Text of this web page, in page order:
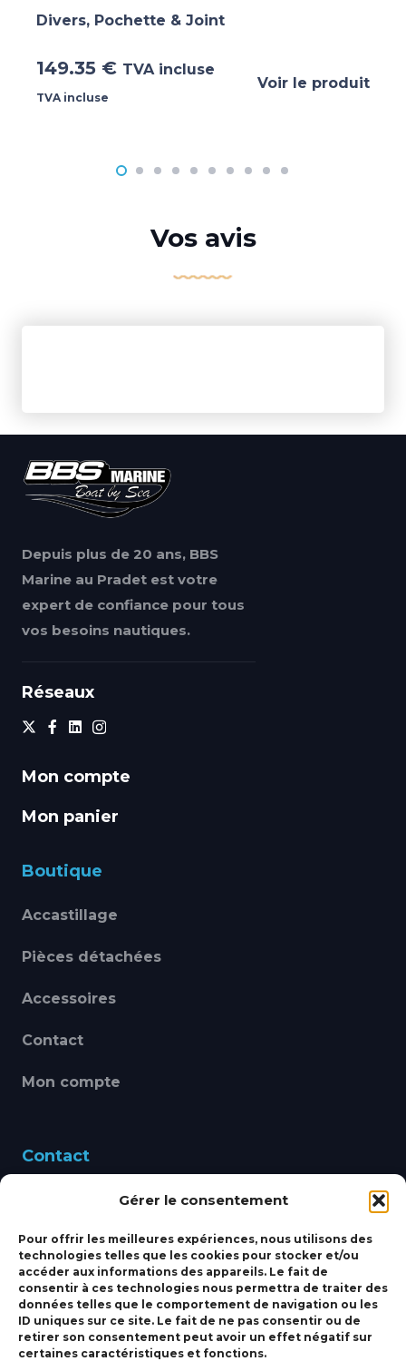
Gérer le consentement
Pour offrir les meilleures expériences, nous utilisons des
technologies telles que les cookies pour stocker et/ou
accéder aux informations des appareils. Le fait de
consentir à ces technologies nous permettra de traiter des
données telles que le comportement de navigation ou les
ID uniques sur ce site. Le fait de ne pas consentir ou de
retirer son consentement peut avoir un effet négatif sur
certaines caractéristiques et fonctions.
Divers, Pochette & Joint
149.35 € TVA incluse
TVA incluse
Voir le produit
Vos avis
Depuis plus de 20 ans, BBS
Marine au Pradet est votre
expert de confiance pour tous
vos besoins nautiques.
Réseaux
Mon compte
Mon panier
Boutique
Accastillage
Pièces détachées
Accessoires
Contact
Mon compte
Contact
460 Avenue Alain Le
bbsmarine@bbs-
marine.fr
Fixe:04 27 50 24 50
Mobile:06 69 44 48 83